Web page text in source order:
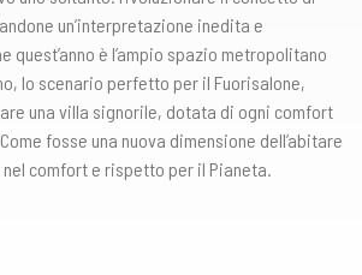
un’interpretazione inedita e
quest’anno è l’ampio spazio metropolitano
lo scenario perfetto per il Fuorisalone,
una villa signorile, dotata di ogni comfort
fosse una nuova dimensione dell’abitare
comfort e rispetto per il Pianeta.